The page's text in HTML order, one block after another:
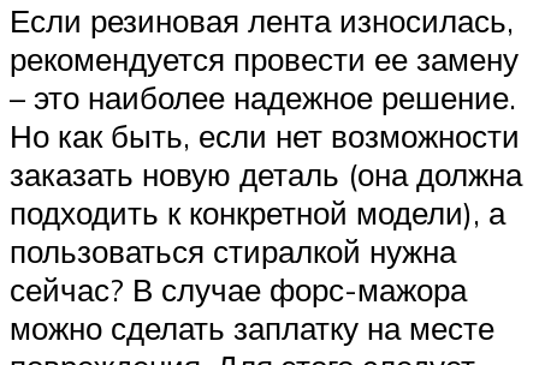
Если резиновая лента износилась,
рекомендуется провести ее замену
– это наиболее надежное решение.
Но как быть, если нет возможности
заказать новую деталь (она должна
подходить к конкретной модели), а
пользоваться стиралкой нужна
сейчас? В случае форс-мажора
можно сделать заплатку на месте